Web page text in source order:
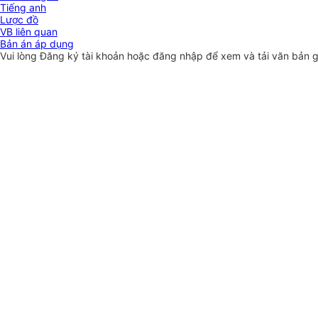
Tiếng anh
Lược đồ
VB liên quan
Bản án áp dụng
Vui lòngĐăng ký tài khoản hoặc đăng nhập để xem và tải văn bản